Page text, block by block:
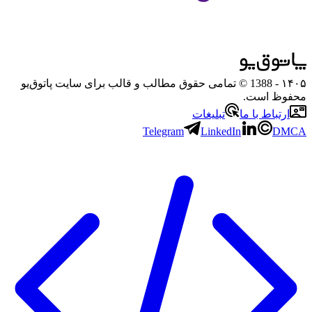
۱۴۰۵
- 1388 © تمامی حقوق مطالب و قالب برای سایت پاتوق‌یو
محفوظ است.
ارتباط با ما
تبلیغات
Telegram
LinkedIn DMCA